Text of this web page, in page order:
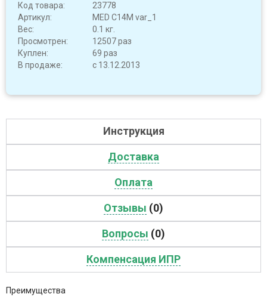
Код товара:
23778
Артикул:
MED C14M var_1
Вес:
0.1 кг.
Просмотрен:
12507 раз
Куплен:
69 раз
В продаже:
с 13.12.2013
Инструкция
Доставка
Оплата
Отзывы (0)
Вопросы (0)
Компенсация ИПР
Преимущества